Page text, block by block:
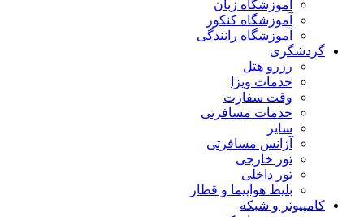
آموزشگاه زبان
آموزشگاه کنکور
آموزشگاه رانندگی
گردشگری
رزرو هتل
خدمات ویزا
وقت سفارت
خدمات مسافرتی
سایر
آژانس مسافرتی
تور خارجی
تور داخلی
بلیط هواپیما و قطار
کامپیوتر و شبکه